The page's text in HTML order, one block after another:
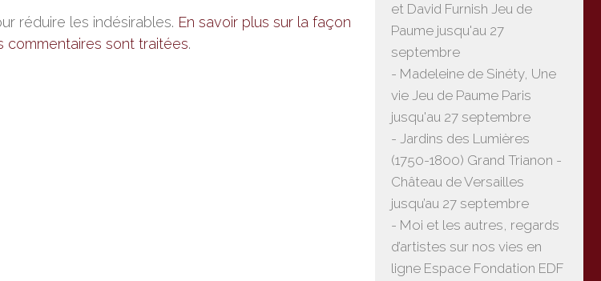
réduire les indésirables. En savoir plus sur la façon
sont traitées.
et David Furnish Jeu de
Paume jusqu'au 27
septembre
- Madeleine de Sinéty, Une
vie Jeu de Paume Paris
jusqu'au 27 septembre
- Jardins des Lumières
(1750-1800) Grand Trianon -
Château de Versailles
jusqu’au 27 septembre
- Moi et les autres, regards
d’artistes sur nos vies en
ligne Espace Fondation EDF